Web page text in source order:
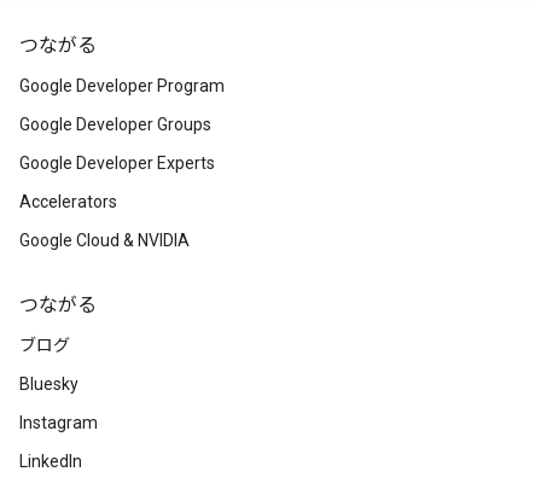
つながる
Google Developer Program
Google Developer Groups
Google Developer Experts
Accelerators
Google Cloud & NVIDIA
つながる
ブログ
Bluesky
Instagram
LinkedIn